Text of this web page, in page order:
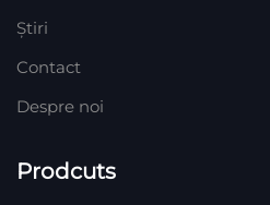
Știri
Contact
Despre noi
Prodcuts